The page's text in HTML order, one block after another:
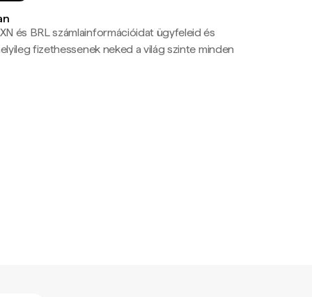
és BRL számlainformációidat ügyfeleid és
fizethessenek neked a világ szinte minden